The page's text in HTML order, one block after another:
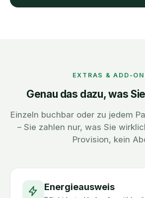
EXTRAS & ADD-
Genau das dazu, was
Einzeln buchbar oder zu jedem
– Sie zahlen nur, was Sie
Provision, kein
Energieausweis